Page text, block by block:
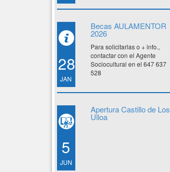
28
JAN
Becas AULAMENTOR
2026
Para solicitarlas o + info.,
contactar con el Agente
Sociocultural en el 647 637
528
5
JUN
Apertura Castillo de Los
Ulloa